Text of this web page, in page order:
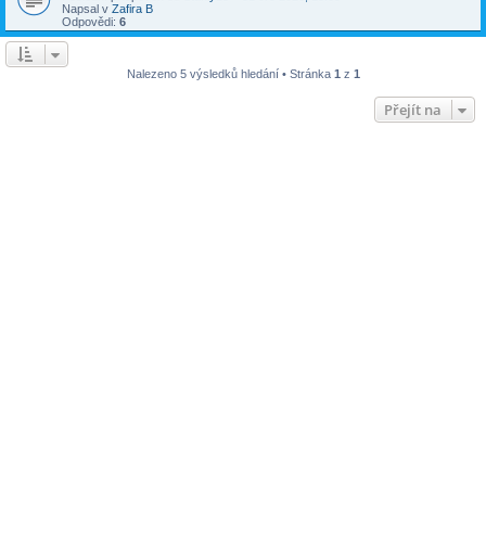
Napsal v Zafira B
Odpovědi: 6
Nalezeno 5 výsledků hledání • Stránka 1z 1
Přejít na